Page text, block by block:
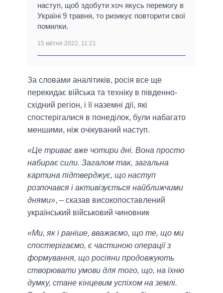
наступ, щоб здобути хоч якусь перемогу в
Україні 9 травня, то ризикує повторити свої
помилки.
15 квітня 2022, 11:21
За словами аналітиків, росія все ще
перекидає війська та техніку в південно-
східний регіон, і її наземні дії, які
спостерігалися в понеділок, були набагато
меншими, ніж очікуваний наступ.
«Це триває вже чотири дні. Вона просто
набирає сили. Загалом так, загальна
картина підтверджує, що наступ
розпочався і активізується найближчими
днями», – сказав високопоставлений
український військовий чиновник
«Ми, як і раніше, вважаємо, що те, що ми
спостерігаємо, є частиною операції з
формування, що росіяни продовжують
створювати умови для того, що, на їхню
думку, стане кінцевим успіхом на землі.